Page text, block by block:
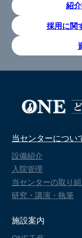
紹
採用に関
当センターについ
設備紹介
入院管理
当センターの取り
研究・講演・執筆
施設案内